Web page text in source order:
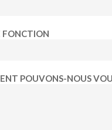
FONCTION
POUVONS-NOUS